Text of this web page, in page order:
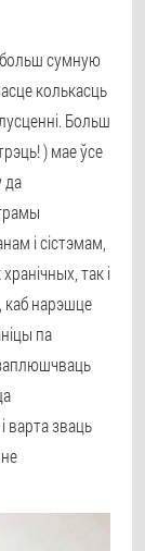
сумную
колькасць
Больш
) мае ўсе
да
і сістэмам,
так і
каб нарэшце
па
варта зваць